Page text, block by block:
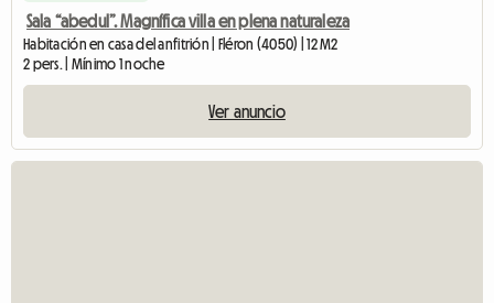
Sala “abedul”. Magnífica villa en plena naturaleza
Habitación en casa del anfitrión | Fléron (4050) | 12 M2
2 pers. | Mínimo 1 noche
Ver anuncio